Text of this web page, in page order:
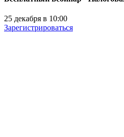
25 декабря в 10:00
Зарегистрироваться